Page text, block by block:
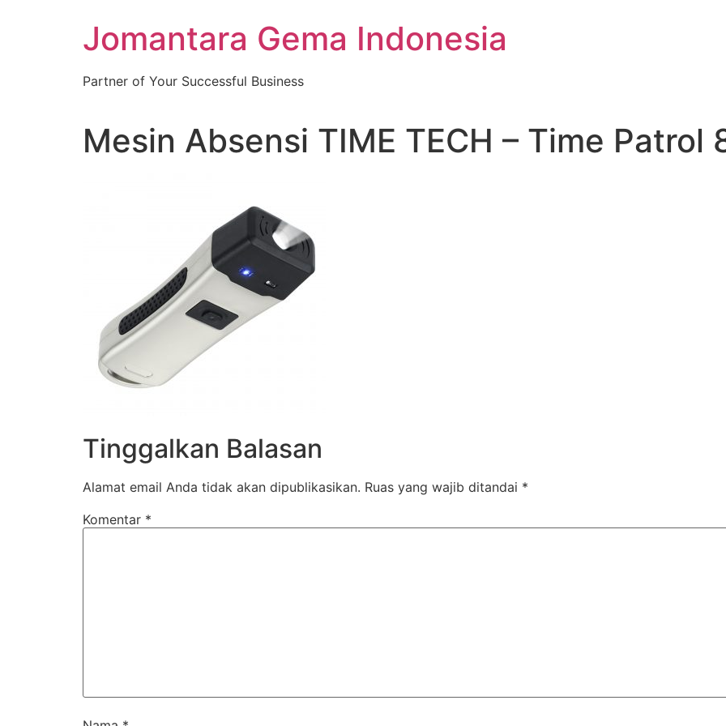
Jomantara Gema Indonesia
Partner of Your Successful Business
Mesin Absensi TIME TECH – Time Patrol
Tinggalkan Balasan
Alamat email Anda tidak akan dipublikasikan. Ruas yang wajib ditandai *
Komentar *